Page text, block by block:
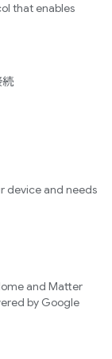
that enables
続
device and needs
and Matter
by Google